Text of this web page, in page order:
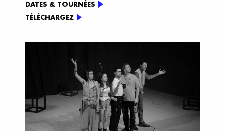
DATES & TOURNÉES
TÉLÉCHARGEZ